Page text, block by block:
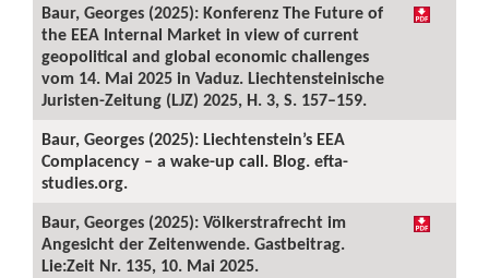
Baur, Georges (2025): Konferenz The Future of
the EEA Internal Market in view of current
geopolitical and global economic challenges
vom 14. Mai 2025 in Vaduz. Liechtensteinische
Juristen-Zeitung (LJZ) 2025, H. 3, S. 157–159.
Baur, Georges (2025): Liechtenstein’s EEA
Complacency – a wake-up call. Blog. efta-
studies.org.
Baur, Georges (2025): Völkerstrafrecht im
Angesicht der Zeitenwende. Gastbeitrag.
Lie:Zeit Nr. 135, 10. Mai 2025.